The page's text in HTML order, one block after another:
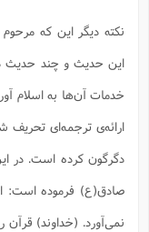
این حدیث و چند حدیث
خدمات آن‌ها به اسلام
ارائه‌ی ترجمه‌ای تحریف
دگرگون کرده است. در
صادق(ع) فرموده است:
نمی‌آورد. (خداوند) قرآن